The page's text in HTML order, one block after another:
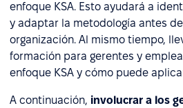
enfoque KSA. Esto ayudará a
y adaptar la metodología antes
organización. Al mismo tiempo,
formación para gerentes y
enfoque KSA y cómo puede
A continuación, involucrar a los